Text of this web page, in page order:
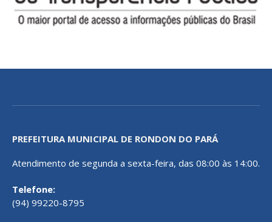
PREFEITURA MUNICIPAL DE RONDON DO PARÁ
Atendimento de segunda a sexta-feira, das 08:00 às 14:00.
Telefone:
(94) 99220-8795